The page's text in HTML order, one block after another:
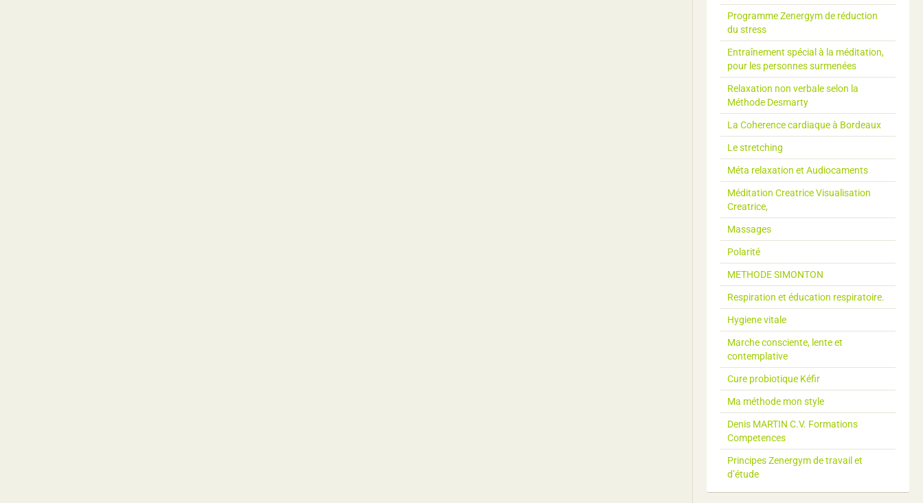
Programme Zenergym de réduction
du stress
Entraînement spécial à la méditation,
pour les personnes surmenées
Relaxation non verbale selon la
Méthode Desmarty
La Coherence cardiaque à Bordeaux
Le stretching
Méta relaxation et Audiocaments
Méditation Creatrice Visualisation
Creatrice,
Massages
Polarité
METHODE SIMONTON
Respiration et éducation respiratoire.
Hygiene vitale
Marche consciente, lente et
contemplative
Cure probiotique Kéfir
Ma méthode mon style
Denis MARTIN C.V. Formations
Competences
Principes Zenergym de travail et
d’étude